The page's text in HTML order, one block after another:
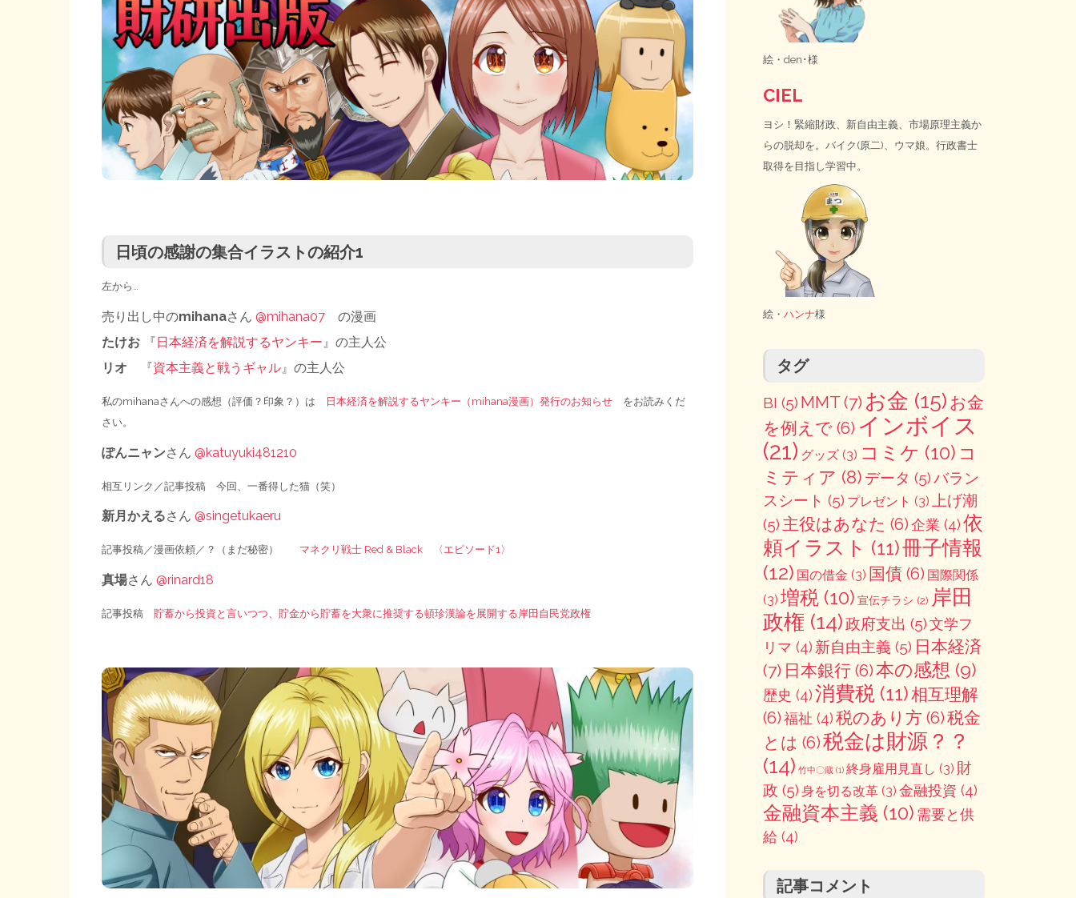
日頃の感謝の集合イラストの紹介1
左から…
売り出し中のmihanaさん@mihana07 の漫画
たけお 『日本経済を解説するヤンキー』の主人公
リオ 『資本主義と戦うギャル』の主人公
私のmihanaさんへの感想（評価？印象？）は 日本経済を解説するヤンキー（mihana漫画）発行のお知らせ をお読みくだ
さい。
ぽんニャンさん@katuyuki481210
相互リンク／記事投稿 今回、一番得した猫（笑）
新月かえるさん@singetukaeru
記事投稿／漫画依頼／？（まだ秘密） マネクリ戦士 Red & Black 〈エピソード1〉
真場さん@rinard18
記事投稿貯蓄から投資と言いつつ、貯金から貯蓄を大衆に推奨する頓珍漢論を展開する岸田自民党政権
絵・ den･様
CIEL
ヨシ！緊縮財政、新自由主義、市場原理主義か
らの脱却を。バイク(原二)、ウマ娘。行政書士
取得を目指し学習中。
絵・ ハンナ様
タグ
BI (5) MMT(7) お金 (15) お金
を例えで(6) インボイス
(21) グッズ(3) コミケ (10) コ
ミティア (8) データ (5)バラン
スシート (5) プレゼント (3)
上げ潮
(5) 主役はあなた (6)企業 (4)依
頼イラスト (11)冊子情報
(12) 国の借金 (3) 国債(6) 国際関係
(3) 増税(10) 宣伝チラシ (2) 岸田
政権 (14)政府支出 (5)文学フ
リマ (4) 新自由主義 (5) 日本経済
(7) 日本銀行(6)本の感想 (9)
歴史 (4)消費税(11)相互理解
(6)福祉 (4)税のあり方(6)税金
とは (6)税金は財源？？
(14) 竹中〇蔵(1) 終身雇用見直し (3) 財
政 (5) 身を切る改革(3) 金融投資 (4)
金融資本主義 (10) 需要と供
給 (4)
記事コメント